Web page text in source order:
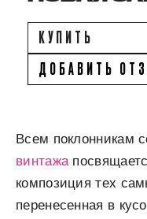
КУПИТЬ
ДОБАВИТЬ
Всем поклонникам
винтажа
композиция тех
перенесенная в